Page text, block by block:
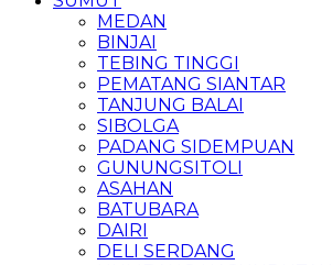
MEDAN
BINJAI
TEBING TINGGI
PEMATANG SIANTAR
TANJUNG BALAI
SIBOLGA
PADANG SIDEMPUAN
GUNUNGSITOLI
ASAHAN
BATUBARA
DAIRI
DELI SERDANG